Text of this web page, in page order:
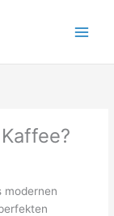
modernen